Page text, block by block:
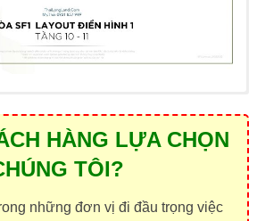
HÀNG LỰA CHỌN
TÔI?
những đơn vị đi đầu trọng việc